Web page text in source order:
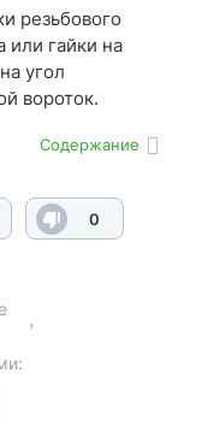
резьбового
или гайки на
угол
вороток.
Содержание
0